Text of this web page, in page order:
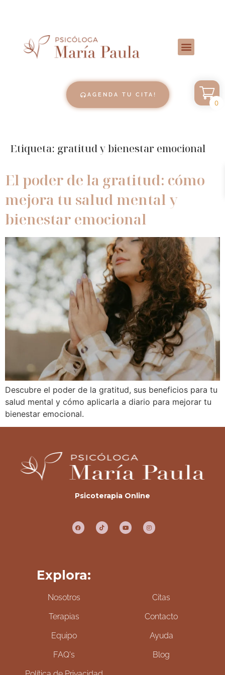
AGENDA TU CITA!
Etiqueta: gratitud y bienestar emocional
El poder de la gratitud: cómo
mejora tu salud mental y
bienestar emocional
Descubre el poder de la gratitud, sus beneficios para tu
salud mental y cómo aplicarla a diario para mejorar tu
bienestar emocional.
Psicoterapia Online
Explora:
Nosotros
Terapias
Equipo
FAQ's
Citas
Contacto
Ayuda
Blog
0